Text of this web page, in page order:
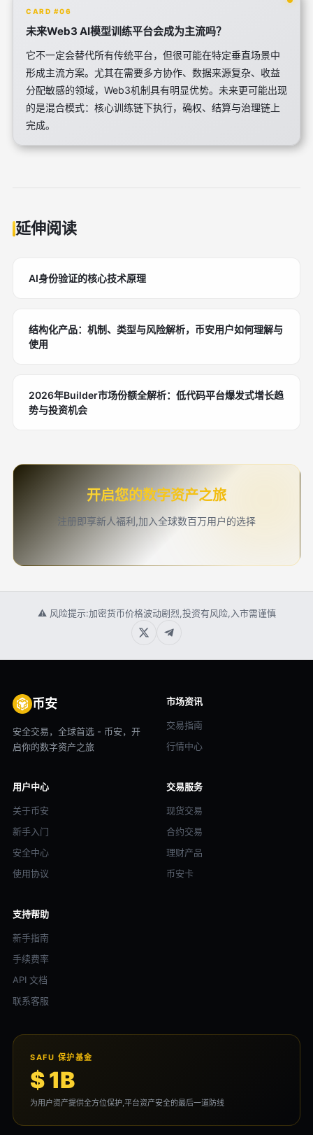
CARD #06
未来Web3 AI模型训练平台会成为主流吗？
它不一定会替代所有传统平台，但很可能在特定垂直场景中
形成主流方案。尤其在需要多方协作、数据来源复杂、收益
分配敏感的领域，Web3机制具有明显优势。未来更可能出现
的是混合模式：核心训练链下执行，确权、结算与治理链上
完成。
延伸阅读
AI身份验证的核心技术原理
结构化产品：机制、类型与风险解析，币安用户如何理解与
使用
2026年Builder市场份额全解析：低代码平台爆发式增长趋
势与投资机会
开启您的数字资产之旅
注册即享新人福利,加入全球数百万用户的选择
⚠ 风险提示:加密货币价格波动剧烈,投资有风险,入市需谨慎
币安
安全交易，全球首选 - 币安，开
启你的数字资产之旅
市场资讯
交易指南
行情中心
用户中心
关于币安
新手入门
安全中心
使用协议
交易服务
现货交易
合约交易
理财产品
币安卡
支持帮助
新手指南
手续费率
API 文档
联系客服
SAFU 保护基金
$ 1B
为用户资产提供全方位保护,平台资产安全的最后一道防线